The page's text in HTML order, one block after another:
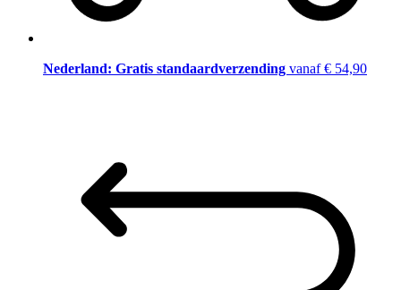
Nederland: Gratis standaardverzending vanaf € 54,90